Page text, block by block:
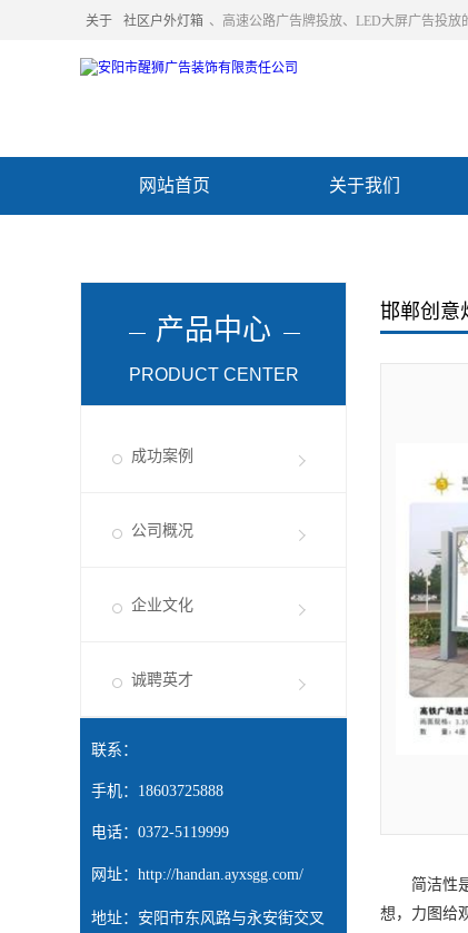
关于 社区户外灯箱 、高速公路广告牌投放、LED大屏广告投放
网站首页 关于我们
产品中心
PRODUCT CENTER
成功案例
公司概况
企业文化
诚聘英才
联系：
手机：18603725888
电话：0372-5119999
网址： http://handan.ayxsgg.com/
地址：安阳市东风路与永安街交叉
邯郸创意
简洁性
想，力图给